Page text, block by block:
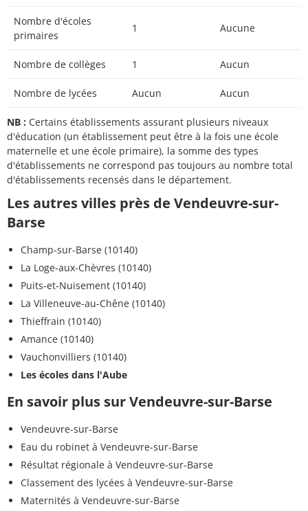
Nombre d'écoles
primaires
1 Aucune
Nombre de collèges 1 Aucun
Nombre de lycées Aucun Aucun
NB : Certains établissements assurant plusieurs niveaux
d'éducation (un établissement peut être à la fois une école
maternelle et une école primaire), la somme des types
d'établissements ne correspond pas toujours au nombre total
d'établissements recensés dans le département.
Les autres villes près de Vendeuvre-sur-
Barse
Champ-sur-Barse (10140)
La Loge-aux-Chèvres (10140)
Puits-et-Nuisement (10140)
La Villeneuve-au-Chêne (10140)
Thieffrain (10140)
Amance (10140)
Vauchonvilliers (10140)
Les écoles dans l'Aube
En savoir plus sur Vendeuvre-sur-Barse
Vendeuvre-sur-Barse
Eau du robinet à Vendeuvre-sur-Barse
Résultat régionale à Vendeuvre-sur-Barse
Classement des lycées à Vendeuvre-sur-Barse
Maternités à Vendeuvre-sur-Barse